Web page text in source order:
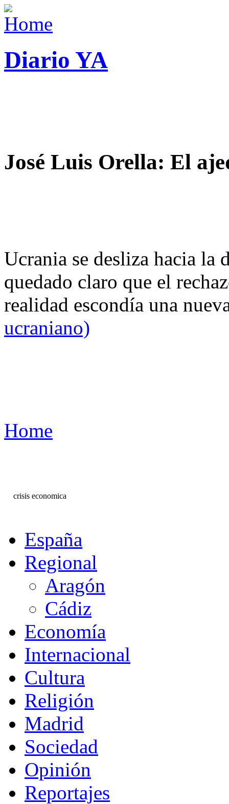
Diario YA
José Luis Orella: El
Ucrania se desliza hacia
quedado claro que el
realidad escondía una
ucraniano)
Home
crisis economica
España
Regional
Aragón
Cádiz
Economía
Internacional
Cultura
Religión
Madrid
Sociedad
Opinión
Reportajes